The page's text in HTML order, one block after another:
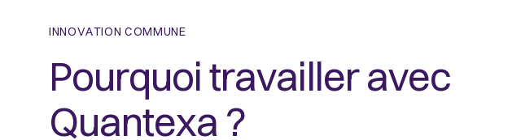
INNOVATION COMMUNE
Pourquoi travailler avec
Quantexa ?